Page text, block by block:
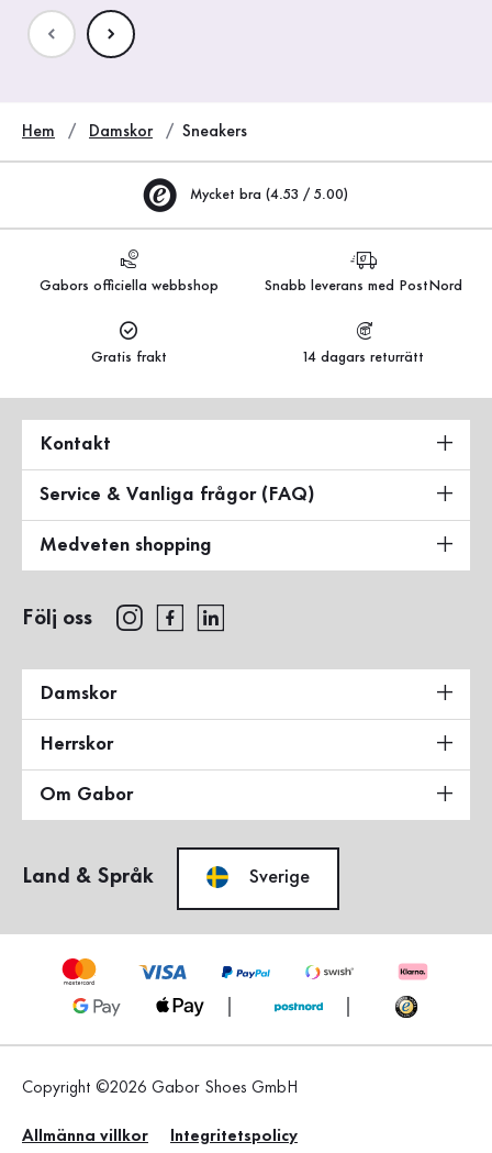
Hem Damskor Sneakers
Mycket bra (4.53 / 5.00)
Gabors officiella webbshop Snabb leverans med PostNord
Gratis frakt 14 dagars returrätt
Kontakt
Service & Vanliga frågor (FAQ)
Medveten shopping
Följ oss
Damskor
Herrskor
Om Gabor
Land & Språk Sverige
Copyright ©2026 Gabor Shoes GmbH
Allmänna villkor Integritetspolicy